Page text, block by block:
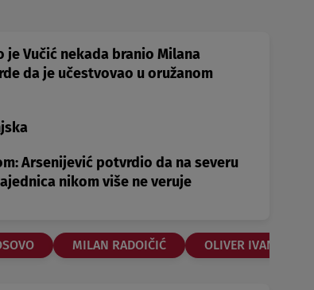
je Vučić nekada branio Milana
da je učestvovao u oružanom
Arsenijević potvrdio da na severu
nikom više ne veruje
MILAN RADOIČIĆ OLIVER IVANOVIĆ